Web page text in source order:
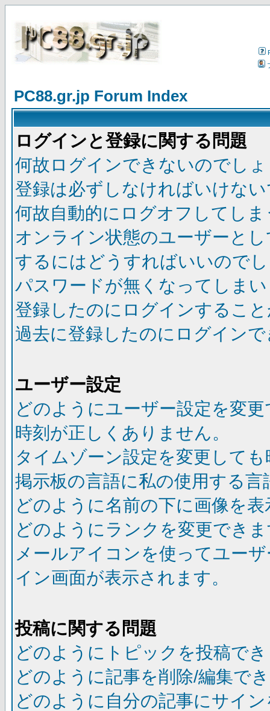
PC88.gr.jp Forum Index
ログインと登録に関する問題
何故ログインできないのでし
登録は必ずしなければいけな
何故自動的にログオフしてし
オンライン状態のユーザーと
するにはどうすればいいので
パスワードが無くなってしま
登録したのにログインするこ
過去に登録したのにログイン
ユーザー設定
どのようにユーザー設定を変
時刻が正しくありません。
タイムゾーン設定を変更して
掲示板の言語に私の使用する
どのように名前の下に画像を
どのようにランクを変更でき
メールアイコンを使ってユー
イン画面が表示されます。
投稿に関する問題
どのようにトピックを投稿で
どのように記事を削除/編集で
どのように自分の記事にサイ